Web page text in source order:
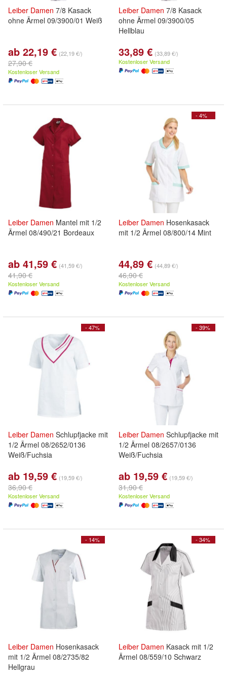
Leiber Damen 7/8 Kasack
ohne Ärmel 09/3900/01 Weiß
ab 22,19 € (22,19 €/)
27,90 €
Kostenloser Versand
Leiber Damen 7/8 Kasack
ohne Ärmel 09/3900/05
Hellblau
33,89 € (33,89 €/)
Kostenloser Versand
Leiber Damen Mantel mit 1/2
Ärmel 08/490/21 Bordeaux
ab 41,59 € (41,59 €/)
41,90 €
Kostenloser Versand
- 4%
Leiber Damen Hosenkasack
mit 1/2 Ärmel 08/800/14 Mint
44,89 € (44,89 €/)
46,90 €
Kostenloser Versand
- 47%
Leiber Damen Schlupfjacke mit
1/2 Ärmel 08/2652/0136
Weiß/Fuchsia
ab 19,59 € (19,59 €/)
36,90 €
Kostenloser Versand
- 39%
Leiber Damen Schlupfjacke mit
1/2 Ärmel 08/2657/0136
Weiß/Fuchsia
ab 19,59 € (19,59 €/)
31,90 €
Kostenloser Versand
- 14%
Leiber Damen Hosenkasack
mit 1/2 Ärmel 08/2735/82
Hellgrau
- 34%
Leiber Damen Kasack mit 1/2
Ärmel 08/559/10 Schwarz